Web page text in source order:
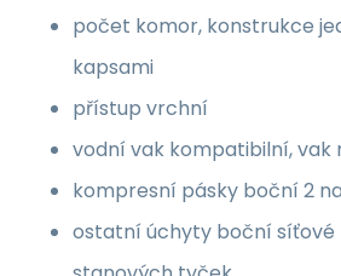
počet komor, konstrukce
kapsami
přístup vrchní
vodní vak kompatibilní, vak
kompresní pásky boční 2
ostatní úchyty boční síťové